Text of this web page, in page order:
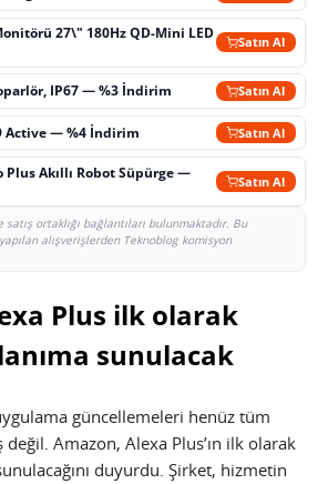
27\" 180Hz QD-Mini LED
Satın Al
IP67 — %3 İndirim Satın Al
Active — %4 İndirim Satın Al
Plus Akıllı Robot Süpürge —
Satın Al
ortaklığı bağlantıları bulunmaktadır. Bu
alışverişlerden Teknoblog komisyon
Plus ilk olarak
sunulacak
güncellemeleri henüz tüm
değil. Amazon, Alexa Plus’ın ilk olarak
duyurdu. Şirket, hizmetin